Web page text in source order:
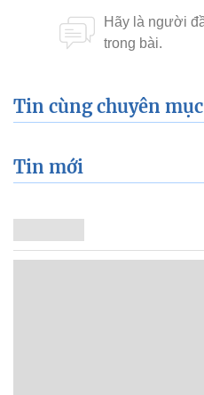
Tin cùng chuyên mục
Tin mới